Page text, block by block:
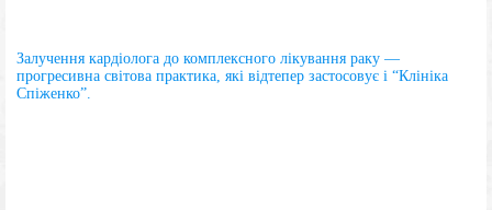
Залучення кардіолога до комплексного лікування раку —
прогресивна світова практика, які відтепер застосовує і “Клініка
Спіженко”.